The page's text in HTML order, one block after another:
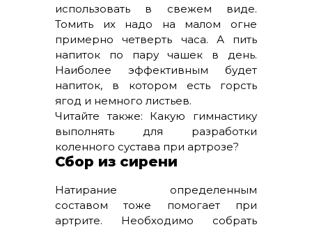
использовать в свежем виде.
Томить их надо на малом огне
примерно четверть часа. А пить
напиток по пару чашек в день.
Наиболее эффективным будет
напиток, в котором есть горсть
ягод и немного листьев.
Читайте также: Какую гимнастику
выполнять для разработки
коленного сустава при артрозе?
Сбор из сирени
Натирание определенным
составом тоже помогает при
артрите. Необходимо собрать